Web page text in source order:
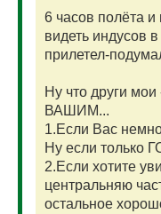
6 часов полёта
видеть индусов
прилетел-
Ну что други
ВАШИМ...
1.Если Вас
Ну если только
2.Если хотите
центральняю
остальное